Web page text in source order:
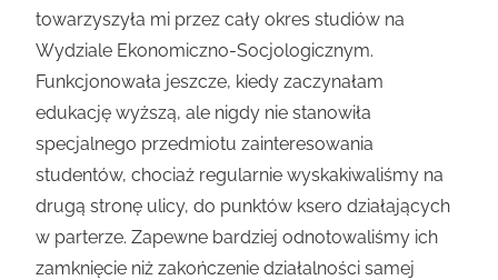
towarzyszyła mi przez cały okres studiów na
Wydziale Ekonomiczno-Socjologicznym.
Funkcjonowała jeszcze, kiedy zaczynałam
edukację wyższą, ale nigdy nie stanowiła
specjalnego przedmiotu zainteresowania
studentów, chociaż regularnie wyskakiwaliśmy na
drugą stronę ulicy, do punktów ksero działających
w parterze. Zapewne bardziej odnotowaliśmy ich
zamknięcie niż zakończenie działalności samej